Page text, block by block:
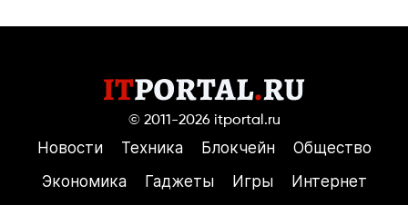
© 2011-2026 itportal.ru
Новости Техника Блокчейн
Общество
Экономика
Гаджеты Игры Интернет